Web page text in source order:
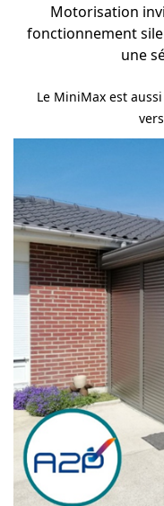
Motorisation
fonctionnement
une
Le MiniMax est